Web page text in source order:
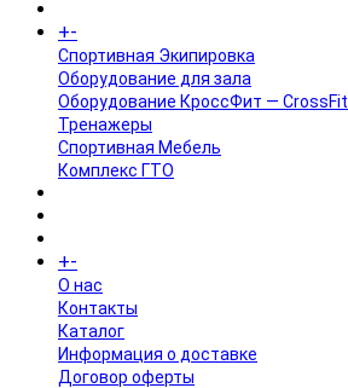
+-
Спортивная Экипировка
Оборудование для зала
Оборудование КроссФит — CrossFit
Тренажеры
Спортивная Мебель
Комплекс ГТО
+-
O нас
Контакты
Каталог
Информация о доставке
Договор оферты